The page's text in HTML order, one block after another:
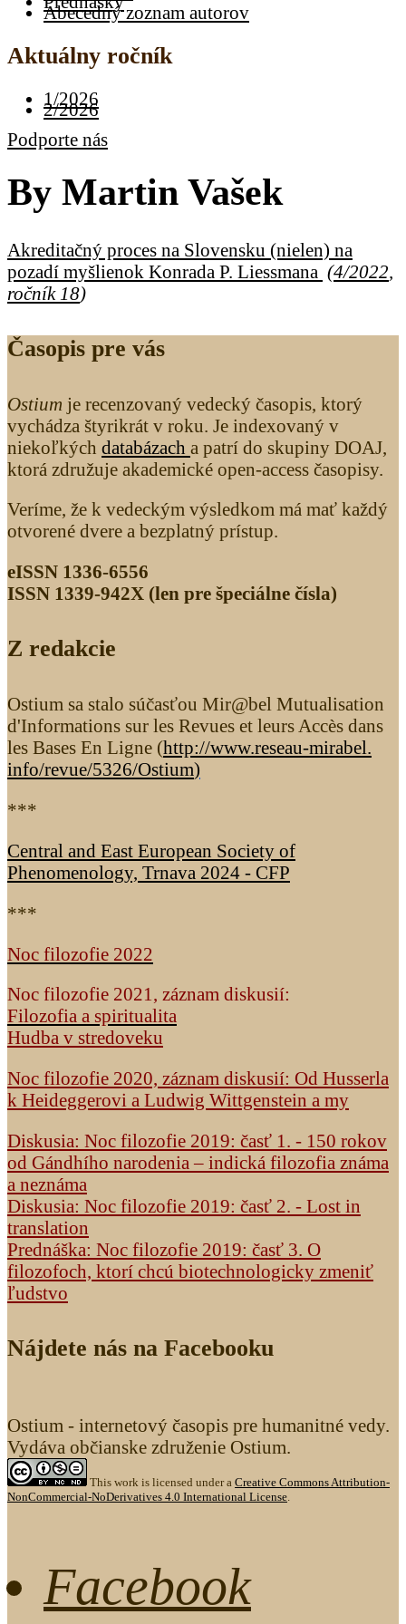
Abecedný zoznam autorov
Aktuálny ročník
1/2026
2/2026
Podporte nás
By Martin Vašek
Akreditačný proces na Slovensku (nielen) na
pozadí myšlienok Konrada P. Liessmana (4/2022
ročník 18)
Časopis pre vás
Ostium je recenzovaný vedecký časopis, ktorý
vychádza štyrikrát v roku. Je indexovaný v
niekoľkých databázach a patrí do skupiny DOAJ,
ktorá združuje akademické open-access časopisy.
Veríme, že k vedeckým výsledkom má mať každý
otvorené dvere a bezplatný prístup.
eISSN 1336-6556
ISSN 1339­-942X (len pre špeciálne čísla)
Z redakcie
Ostium sa stalo súčasťou Mir@bel Mutualisation
d'Informations sur les Revues et leurs Accès dans
les Bases En Ligne (http://www.reseau-mirabel.
info/revue/5326/Ostium)
***
Central and East European Society of
Phenomenology, Trnava 2024 - CFP
***
Noc filozofie 2022
Noc filozofie 2021, záznam diskusií:
Filozofia a spiritualita
Hudba v stredoveku
Noc filozofie 2020, záznam diskusií: Od Husserla
k Heideggerovi a Ludwig Wittgenstein a my
Diskusia: Noc filozofie 2019: časť 1. - 150 rokov
od Gándhího narodenia – indická filozofia známa
a neznáma
Diskusia: Noc filozofie 2019: časť 2. - Lost in
translation
Prednáška: Noc filozofie 2019: časť 3. O
filozofoch, ktorí chcú biotechnologicky zmeniť
ľudstvo
Nájdete nás na Facebooku
Ostium - internetový časopis pre humanitné vedy.
Vydáva občianske združenie Ostium.
This work is licensed under a Creative Commons Attribution-
NonCommercial-NoDerivatives 4.0 International License.
Facebook